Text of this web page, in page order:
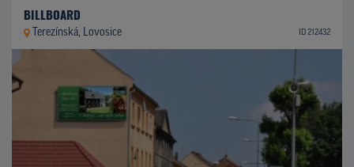
BILLBOARD
Terezínská, Lovosice ID 212432